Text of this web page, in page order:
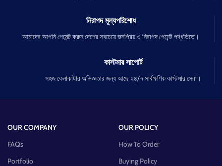
নিরাপদ মূল্যপরিশোধ
আমাদের আপনি পেমেন্ট করুন দেশের সবচেয়ে জনপ্রিয় ও নিরাপদ পেমেন্ট পদ্ধতিতে।
কাস্টমার সাপোর্ট
সহজ কেনাকাটার অভিজ্ঞতার জন্য আছে ২৪/৭ সার্বক্ষণিক কাস্টমার সেবা।
OUR COMPANY
FAQs
Portfolio
OUR POLICY
How To Order
Buying Policy